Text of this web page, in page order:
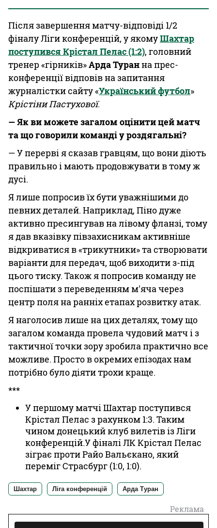
Після завершення матчу-відповіді 1/2
фіналу Ліги конференцій, у якомуШахтар
поступився Крістал Пелас (1:2), головний
тренер «гірників»Арда Туранна прес-
конференції відповів на запитання
журналістки сайту «Український футбол»
Крістіни Пастухової.
— Як ви можете загалом оцінити цей матч
та що говорили команді у роздягальні?
— У перерві я сказав гравцям, що вони діють
правильно і мають продовжувати в тому ж
дусі.
Я лише попросив їх бути уважнішими до
певних деталей. Наприклад, Піно дуже
активно пресингував на лівому фланзі, тому
я дав вказівку півзахисникам активніше
відкриватися в «трикутники» та створювати
варіанти для передач, щоб виходити з-під
цього тиску. Також я попросив команду не
поспішати з переведенням м'яча через
центр поля на ранніх етапах розвитку атак.
Я наголосив лише на цих деталях, тому що
загалом команда провела чудовий матч і з
тактичної точки зору зробила практично все
можливе. Просто в окремих епізодах нам
потрібно було діяти трохи краще.
***
У першому матчі Шахтар поступився
Крістал Пелас з рахунком 1:3. Таким
чином донецький клуб вилетів із Ліги
конференцій.У фіналі ЛК Крістал Пелас
зіграє проти Райо Вальєкано, який
переміг Страсбург (1:0, 1:0).
Шахтар Ліга конференцій Арда Туран
Реклама